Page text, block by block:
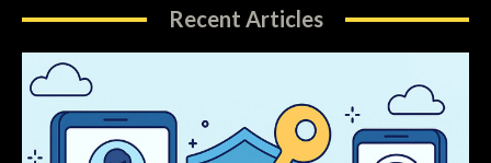
Recent Articles